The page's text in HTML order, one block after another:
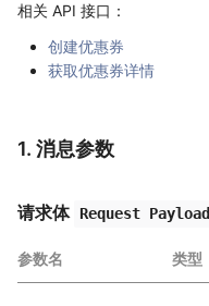
相关 API 接口：
创建优惠券
获取优惠券详情
1. 消息参数
请求体 Request Payload
参数名 类型